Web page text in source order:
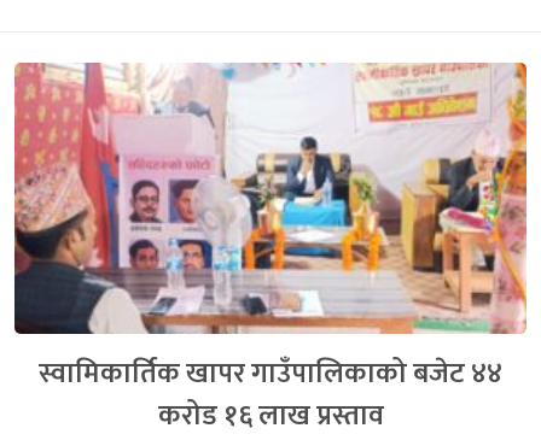
स्वामिकार्तिक खापर गाउँपालिकाको बजेट ४४
करोड १६ लाख प्रस्ताव